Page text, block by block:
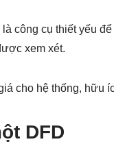
là công cụ thiết yếu
xem xét.
cho hệ thống, hữu
DFD